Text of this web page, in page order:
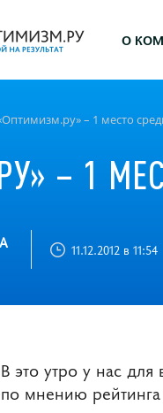
О
– 1 место
– 1
11.12.2012 в 11:54
В это утро у нас
по мнению